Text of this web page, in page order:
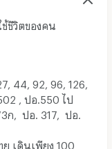
ชีวิตของคน
44, 92, 96, 126,
, ปอ.550 ไป
ก, ปอ. 317, ปอ.
เดินเพียง 100